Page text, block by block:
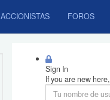
ACCIONISTAS FOROS
Sign In
If you are new here,